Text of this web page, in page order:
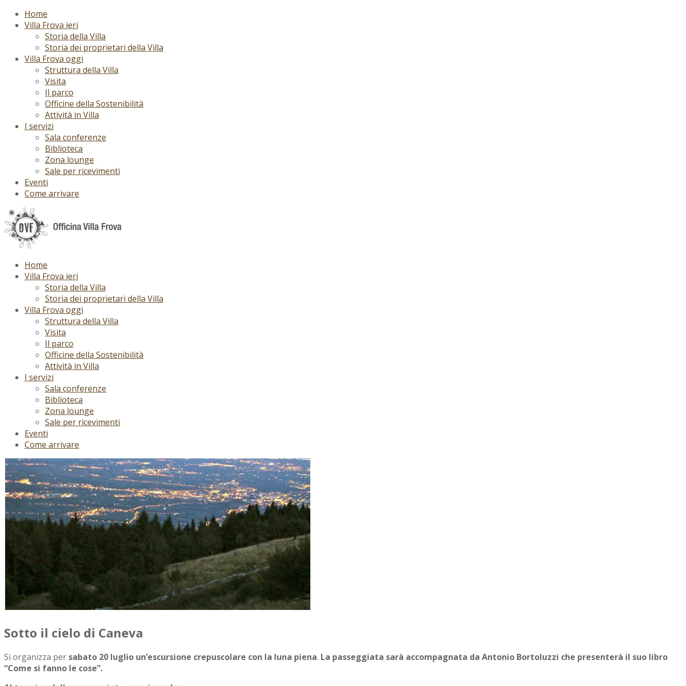
Home
Villa Frova ieri
Storia della Villa
Storia dei proprietari della Villa
Villa Frova oggi
Struttura della Villa
Visita
Il parco
Officine della Sostenibilità
Attività in Villa
I servizi
Sala conferenze
Biblioteca
Zona lounge
Sale per ricevimenti
Eventi
Come arrivare
Home
Villa Frova ieri
Storia della Villa
Storia dei proprietari della Villa
Villa Frova oggi
Struttura della Villa
Visita
Il parco
Officine della Sostenibilità
Attività in Villa
I servizi
Sala conferenze
Biblioteca
Zona lounge
Sale per ricevimenti
Eventi
Come arrivare
Sotto il cielo di Caneva
Si organizza per sabato 20 luglio un’escursione crepuscolare con la luna piena. La passeggiata sarà accompagnata da Antonio Bortoluzzi che presenterà il suo libro
“Come si fanno le cose”.